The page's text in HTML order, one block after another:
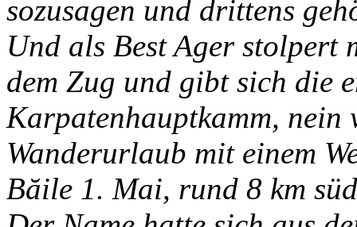
sozusagen und drittens
Und als Best Ager stolpert
dem Zug und gibt sich die
Karpatenhauptkamm, nein
Wanderurlaub mit einem
Băile 1. Mai, rund 8 km